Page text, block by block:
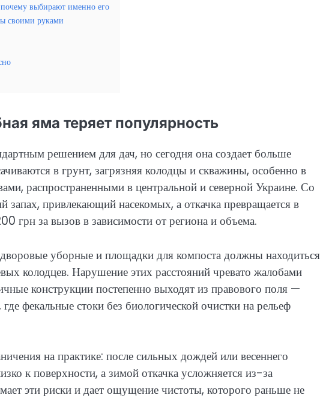
выбирают именно его
своими руками
яма теряет популярность
решением для дач, но сегодня она создает больше
в грунт, загрязняя колодцы и скважины, особенно в
распространенными в центральной и северной Украине. Со
запах, привлекающий насекомых, а откачка превращается в
грн за вызов в зависимости от региона и объема.
уборные и площадки для компоста должны находиться
колодцев. Нарушение этих расстояний чревато жалобами
конструкции постепенно выходят из правового поля —
фекальные стоки без биологической очистки на рельеф
на практике: после сильных дождей или весеннего
к поверхности, а зимой откачка усложняется из-за
эти риски и дает ощущение чистоты, которого раньше не